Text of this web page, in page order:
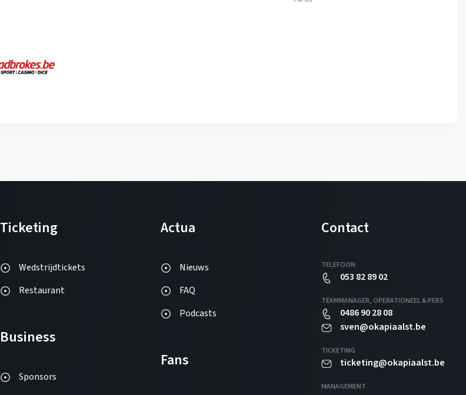
Ticketing
Wedstrijdtickets
Restaurant
Business
Sponsors
Actua
Nieuws
FAQ
Podcasts
Fans
Contact
TELEFOON
053 82 89 02
TEAMMANAGER, OPERATIONEEL & PERS
0486 90 28 08
sven@okapiaalst.be
TICKETING
ticketing@okapiaalst.be
MANAGEMENT